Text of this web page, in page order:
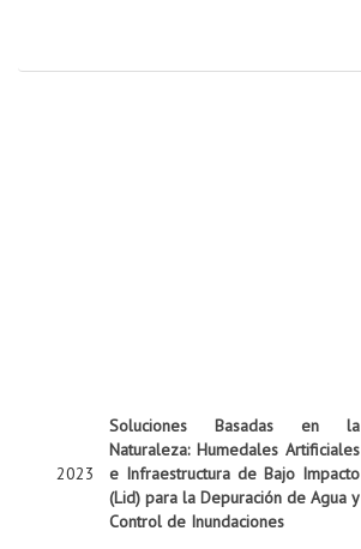
2023
Soluciones Basadas en la
Naturaleza: Humedales Artificiales
e Infraestructura de Bajo Impacto
(Lid) para la Depuración de Agua y
Control de Inundaciones